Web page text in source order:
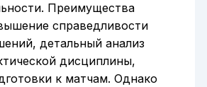
Преимущества
справедливости
детальный анализ
дисциплины,
к матчам. Однако